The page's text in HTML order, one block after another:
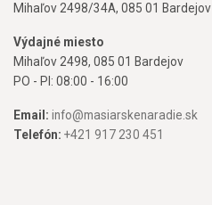
Mihaľov 2498/34A, 085 01 Bardejov
Výdajné miesto
Mihaľov 2498, 085 01 Bardejov
PO - PI: 08:00 - 16:00
Email: info@masiarskenaradie.sk
Telefón: +421 917 230 451